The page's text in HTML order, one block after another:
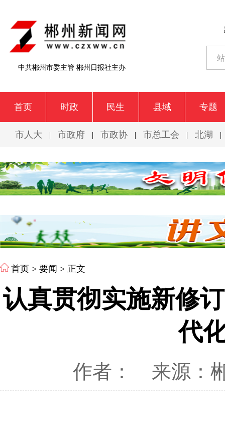
中共郴州市委主管 郴州日报社主办
首页 时政 民生 县域 专题
市人大 | 市政府 | 市政协 | 市总工会 | 北湖 |
首页 > 要闻 > 正文
认真贯彻实施新修
代
作者： 来源：